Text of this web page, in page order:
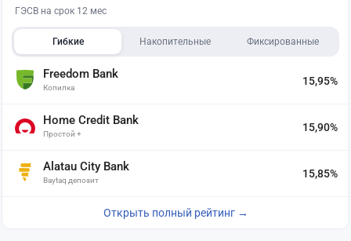
ГЭСВ на срок 12 мес
Гибкие Накопительные Фиксированные
Freedom Bank
Копилка
15,95%
Home Credit Bank
Простой +
15,90%
Alatau City Bank
Baytaq депозит
15,85%
Открыть полный рейтинг →